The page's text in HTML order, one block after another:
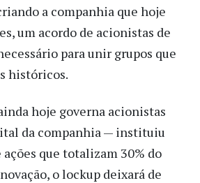
a companhia que hoje
um acordo de acionistas de
para unir grupos que
históricos.
hoje governa acionistas
da companhia — instituiu
que totalizam 30% do
o lockup deixará de